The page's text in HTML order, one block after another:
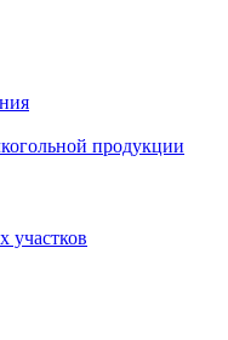
продукции
участков